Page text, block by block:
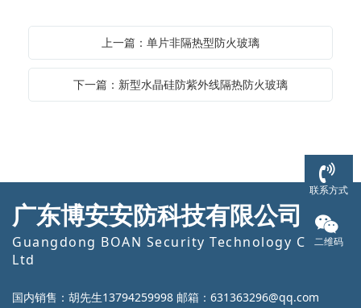
上一篇：单片非隔热型防火玻璃
下一篇：新型水晶硅防紫外线隔热防火玻璃
广东博安安防科技有限公司
Guangdong BOAN Security Technology Co.,
Ltd
国内销售：胡先生13794259998 邮箱：631363296@qq.com
联系方式
二维码